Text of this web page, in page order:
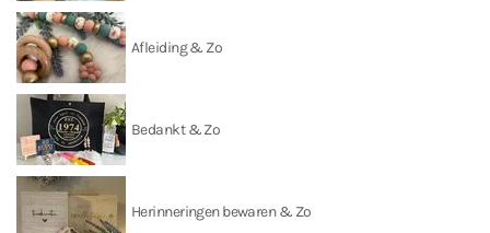
Afleiding & Zo
Bedankt & Zo
Herinneringen bewaren & Zo